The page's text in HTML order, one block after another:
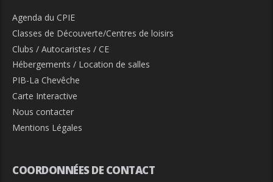
Agenda du CPIE
Classes de Découverte/Centres de loisirs
Clubs / Autocaristes / CE
Hébergements / Location de salles
PIB-La Chevêche
Carte Interactive
Nous contacter
Mentions Légales
COORDONNÉES DE CONTACT